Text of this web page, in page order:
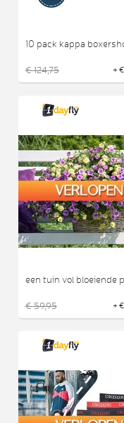
10 pack kappa
€ 124,75 +
een tuin vol bloeiende
€ 59,95 +